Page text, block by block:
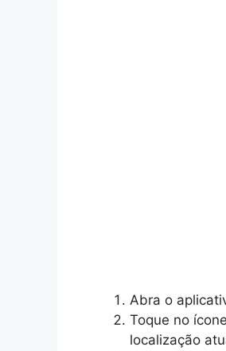
Abra o
Toque no
localização